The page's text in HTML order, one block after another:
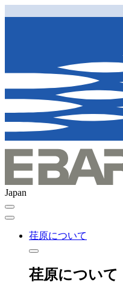
Japan
荏原について
荏原について